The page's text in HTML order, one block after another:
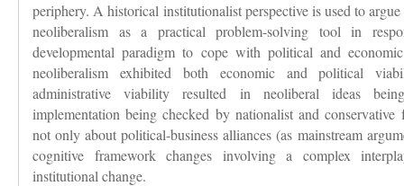
periphery. A historical institutionalist perspective is used to
neoliberalism as a practical problem-solving tool in
developmental paradigm to cope with political and
neoliberalism exhibited both economic and political
administrative viability resulted in neoliberal ideas
implementation being checked by nationalist and
not only about political-business alliances (as mainstream
cognitive framework changes involving a complex
institutional change.